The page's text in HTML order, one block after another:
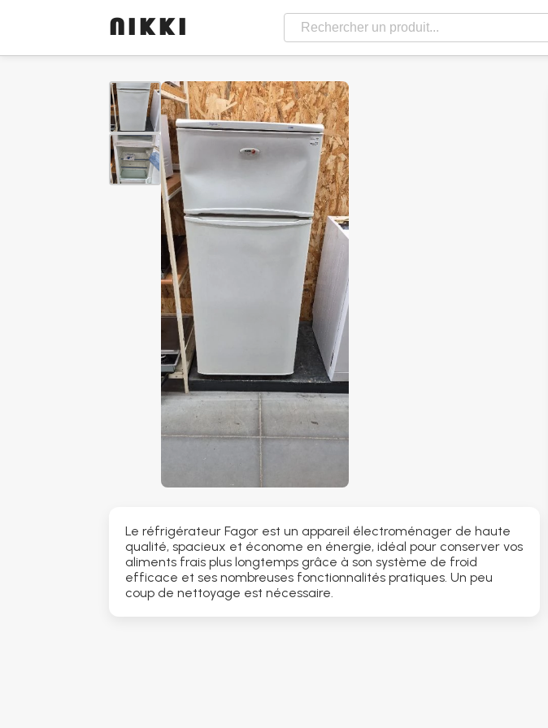
NIKKI
Le réfrigérateur Fagor est un appareil électroménager de haute
qualité, spacieux et économe en énergie, idéal pour conserver vos
aliments frais plus longtemps grâce à son système de froid
efficace et ses nombreuses fonctionnalités pratiques. Un peu
coup de nettoyage est nécessaire.